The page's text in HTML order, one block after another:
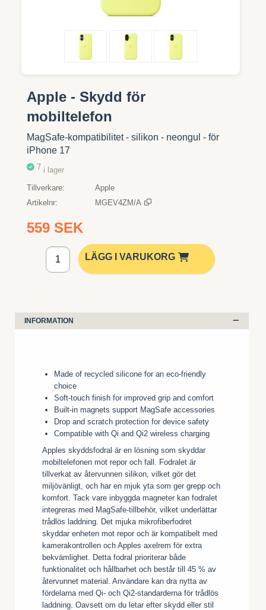
Apple - Skydd för
mobiltelefon
MagSafe-kompatibilitet - silikon - neongul - för
iPhone 17
7 i lager
Tillverkare
Apple
Artikelnr
MGEV4ZM/A
559 SEK
Lägg i kundvagnLÄGG I VARUKORG
INFORMATION
Made of recycled silicone for an eco-friendly
choice
Soft-touch finish for improved grip and comfort
Built-in magnets support MagSafe accessories
Drop and scratch protection for device safety
Compatible with Qi and Qi2 wireless charging
Apples skyddsfodral är en lösning som skyddar
mobiltelefonen mot repor och fall. Fodralet är
tillverkat av återvunnen silikon, vilket gör det
miljövänligt, och har en mjuk yta som ger grepp och
komfort. Tack vare inbyggda magneter kan fodralet
integreras med MagSafe-tillbehör, vilket underlättar
trådlös laddning. Det mjuka mikrofiberfodret
skyddar enheten mot repor och är kompatibelt med
kamerakontrollen och Apples axelrem för extra
bekvämlighet. Detta fodral prioriterar både
funktionalitet och hållbarhet och består till 45 % av
återvunnet material. Användare kan dra nytta av
fördelarna med Qi- och Qi2-standarderna för trådlös
laddning. Oavsett om du letar efter skydd eller stil